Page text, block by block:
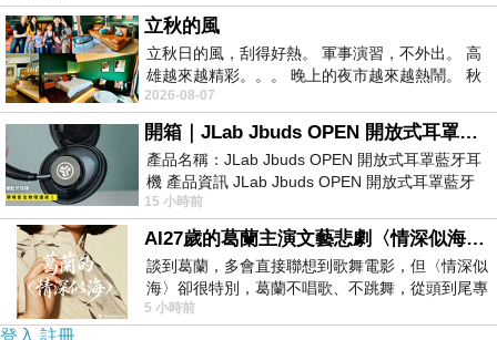
【TIME ART】靜音機芯二聯式時鐘 無框畫鐘 一畫一鐘掛鐘
30*40*2.5cm R2-012
現代創意時尚無框畫鐘.無框畫.圖案豐富多樣.佈置您的愛家.與臥室首選
商品
★ 畫鐘效果圖為讓買家清楚圖樣僅供參考，實際
預購畫鐘尺寸 請先丈量欲放置該商品位置大小，
比對網頁商品規格尺寸，判斷是否合適再選購避
立秋的風
立秋日的風，刮得好熱。 軍事演習，不外出。 高
雄越來越精彩。。。 晚上的夜市越來越熱鬧。 秋
天的風刮得很熱 夜遊消暑熱。。。
2026-08-07
開箱｜JLab Jbuds OPEN 開放式耳罩藍牙耳機 - 設計美學，輕巧、透氣、環境音全物理達成！
產品名稱：JLab Jbuds OPEN 開放式耳罩藍牙耳
機 產品資訊 JLab Jbuds OPEN 開放式耳罩藍牙
耳機評語：非常有特色，值得喜愛美型工
15 小時前
AI27歲的葛蘭主演文藝悲劇〈情深似海〉 #戀上老電影 #葛蘭 #粟子
談到葛蘭，多會直接聯想到歌舞電影，但〈情深似
海〉卻很特別，葛蘭不唱歌、不跳舞，從頭到尾專
心演戲。拍攝期間，經常工作超過12個鐘
5 小時前
登入 註冊